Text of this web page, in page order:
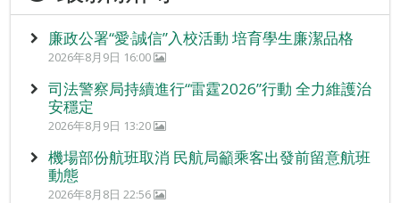
廉政公署“愛‧誠信”入校活動 培育學生廉潔品格
2026年8月9日 16:00
司法警察局持續進行“雷霆2026”行動 全力維護治
安穩定
2026年8月9日 13:20
機場部份航班取消 民航局籲乘客出發前留意航班
動態
2026年8月8日 22:56